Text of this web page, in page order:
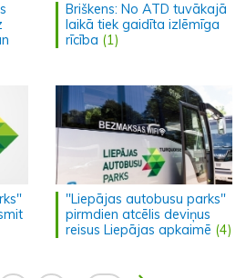
Briškens: No ATD tuvākajā
laikā tiek gaidīta izlēmīga
rīcība (1)
"Liepājas autobusu parks"
pirmdien atcēlis deviņus
reisus Liepājas apkaimē (4)